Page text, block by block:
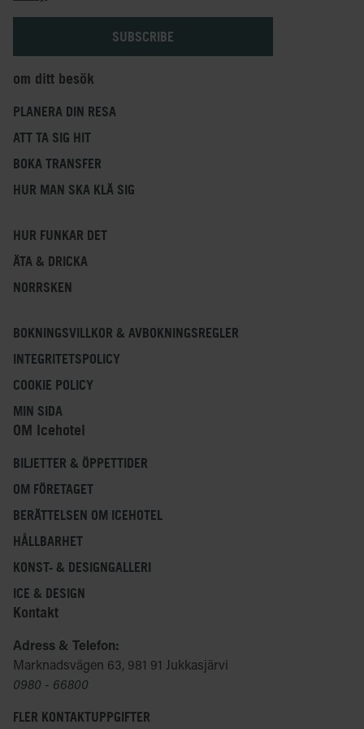
om ditt besök
PLANERA DIN RESA
ATT TA SIG HIT
BOKA TRANSFER
HUR MAN SKA KLÄ SIG
HUR FUNKAR DET
ÄTA & DRICKA
NORRSKEN
BOKNINGSVILLKOR & AVBOKNINGSREGLER
INTEGRITETSPOLICY
COOKIE POLICY
MIN SIDA
OM Icehotel
BILJETTER & ÖPPETTIDER
OM FÖRETAGET
BERÄTTELSEN OM ICEHOTEL
HÅLLBARHET
KONST- & DESIGNGALLERI
ICE & DESIGN
Kontakt
Adress & Telefon:
Marknadsvägen 63, 981 91 Jukkasjärvi
0980 - 66800
FLER KONTAKTUPPGIFTER